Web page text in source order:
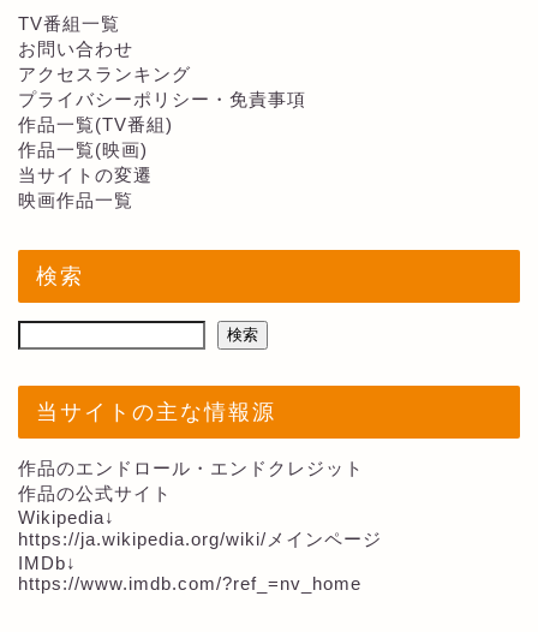
TV番組一覧
お問い合わせ
アクセスランキング
プライバシーポリシー・免責事項
作品一覧(TV番組)
作品一覧(映画)
当サイトの変遷
映画作品一覧
検索
検索
当サイトの主な情報源
作品のエンドロール・エンドクレジット
作品の公式サイト
Wikipedia↓
https://ja.wikipedia.org/wiki/メインページ
IMDb↓
https://www.imdb.com/?ref_=nv_home